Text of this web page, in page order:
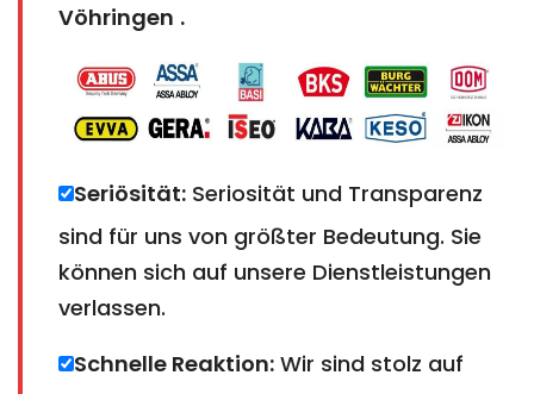
Vöhringen .
Seriösität: Seriosität und Transparenz
sind für uns von größter Bedeutung. Sie
können sich auf unsere Dienstleistungen
verlassen.
Schnelle Reaktion: Wir sind stolz auf